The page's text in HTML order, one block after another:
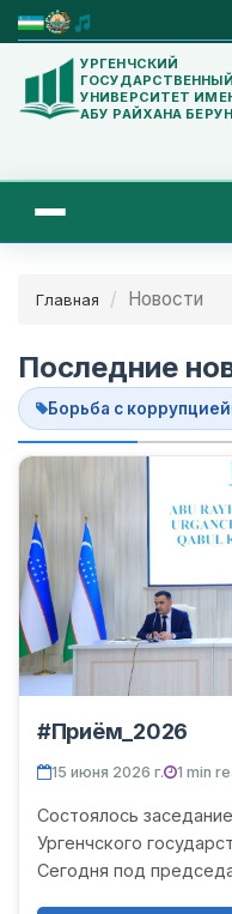
УРГЕНЧСКИЙ
ГОСУДАРСТВЕННЫЙ
УНИВЕРСИТЕТ
АБУ РАЙХАНА
Главная Новости
Последние
Борьба с коррупцией
#Приём_2026
15 июня 2026 г. 1 min
Состоялось
Ургенчского
Сегодня под